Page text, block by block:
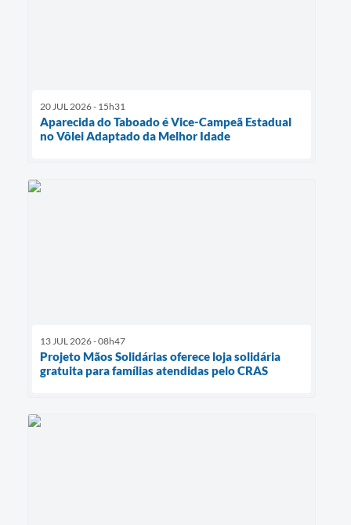
20 JUL 2026 - 15h31
Aparecida do Taboado é Vice-Campeã Estadual
no Vôlei Adaptado da Melhor Idade
13 JUL 2026 - 08h47
Projeto Mãos Solidárias oferece loja solidária
gratuita para famílias atendidas pelo CRAS